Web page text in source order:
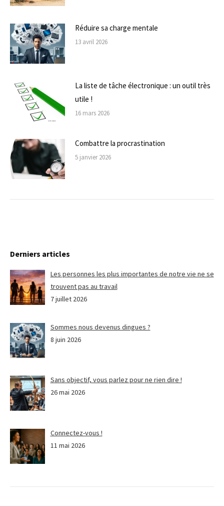
Réduire sa charge mentale
13 avril 2026
La liste de tâche électronique : un outil très
utile !
16 mars 2026
Combattre la procrastination
5 janvier 2026
Derniers articles
Les personnes les plus importantes de notre vie ne se
trouvent pas au travail
7 juillet 2026
Sommes nous devenus dingues ?
8 juin 2026
Sans objectif, vous parlez pour ne rien dire !
26 mai 2026
Connectez-vous !
11 mai 2026